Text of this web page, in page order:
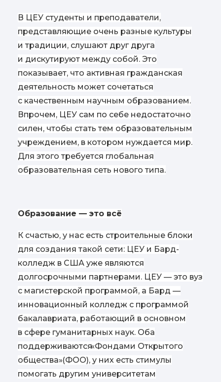
В ЦЕУ студенты и преподаватели,
представляющие очень разные культуры
и традиции, слушают друг друга
и дискутируют между собой. Это
показывает, что активная гражданская
деятельность может сочетаться
с качественным научным образованием.
Впрочем, ЦЕУ сам по себе недостаточно
силен, чтобы стать тем образовательным
учреждением, в котором нуждается мир.
Для этого требуется глобальная
образовательная сеть нового типа.
Образование — это всё
К счастью, у нас есть строительные блоки
для создания такой сети: ЦЕУ и Бард-
колледж в США уже являются
долгосрочными партнерами. ЦЕУ — это вуз
с магистерской программой, а Бард —
инновационный колледж с программой
бакалавриата, работающий в основном
в сфере гуманитарных наук. Оба
поддерживаются
«Фондами Открытого
общества»(ФОО), у них есть стимулы
помогать другим университетам